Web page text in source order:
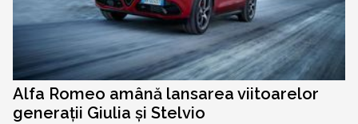
Alfa Romeo amână lansarea viitoarelor
generații Giulia și Stelvio